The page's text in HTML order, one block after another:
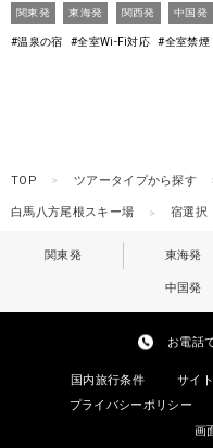
関東発
東海発 関西発 中国発
#温泉の宿 #全室Wi-Fi対応 #全室禁煙
TOP ツアータイプから探す
白馬八方尾根スキー場 宿選択
関東発 東海発
中国発
お電話
国内旅行条件 サイ
プライバシーポリシー
画